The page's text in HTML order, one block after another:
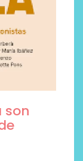
son